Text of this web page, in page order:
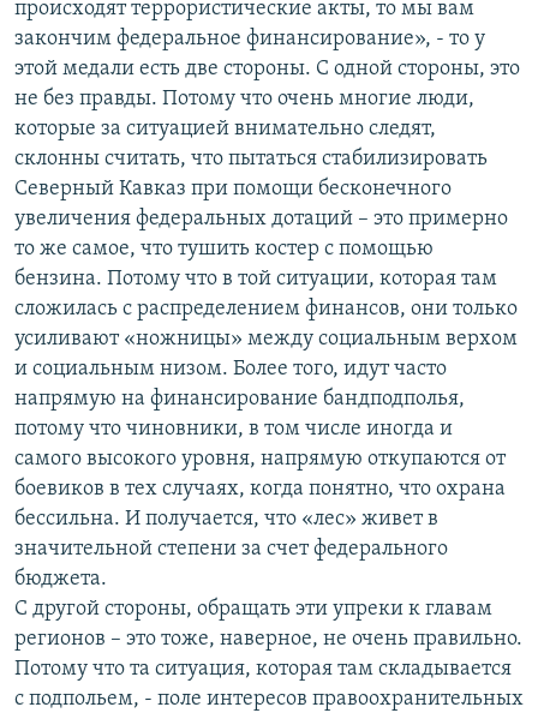
происходят террористические акты, то мы вам
закончим федеральное финансирование», - то у
этой медали есть две стороны. С одной стороны, это
не без правды. Потому что очень многие люди,
которые за ситуацией внимательно следят,
склонны считать, что пытаться стабилизировать
Северный Кавказ при помощи бесконечного
увеличения федеральных дотаций – это примерно
то же самое, что тушить костер с помощью
бензина. Потому что в той ситуации, которая там
сложилась с распределением финансов, они только
усиливают «ножницы» между социальным верхом
и социальным низом. Более того, идут часто
напрямую на финансирование бандподполья,
потому что чиновники, в том числе иногда и
самого высокого уровня, напрямую откупаются от
боевиков в тех случаях, когда понятно, что охрана
бессильна. И получается, что «лес» живет в
значительной степени за счет федерального
бюджета.
С другой стороны, обращать эти упреки к главам
регионов – это тоже, наверное, не очень правильно.
Потому что та ситуация, которая там складывается
с подпольем, - поле интересов правоохранительных